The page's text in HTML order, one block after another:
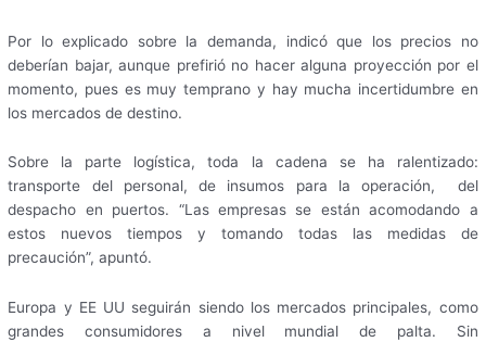
Por lo explicado sobre la demanda, indicó que los precios no
deberían bajar, aunque prefirió no hacer alguna proyección por el
momento, pues es muy temprano y hay mucha incertidumbre en
los mercados de destino.
Sobre la parte logística, toda la cadena se ha ralentizado:
transporte del personal, de insumos para la operación, del
despacho en puertos. “Las empresas se están acomodando a
estos nuevos tiempos y tomando todas las medidas de
precaución”, apuntó.
Europa y EE UU seguirán siendo los mercados principales, como
grandes consumidores a nivel mundial de palta. Sin